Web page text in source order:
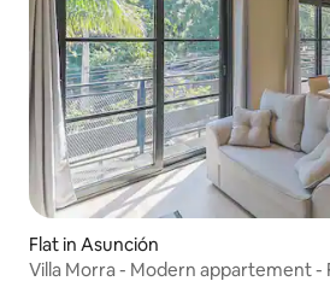
Flat in Asunción
Villa Morra - Modern appartement -